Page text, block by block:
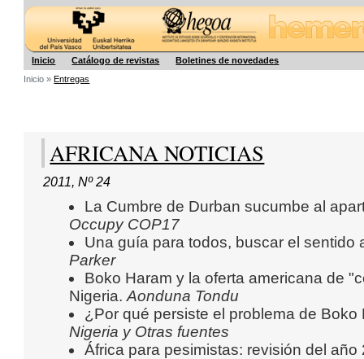
Inicio Catálogo de revistas
Boletines de novedades
Inicio »Entregas
AFRICANA NOTICIAS
2011,Nº 24
La Cumbre de Durban sucumbe al
Occupy COP17
Una guía para todos, buscar el sentido
Parker
Boko Haram y la oferta americana de
Nigeria.Aonduna Tondu
¿Por qué persiste el problema de
Nigeria y Otras fuentes
África para pesimistas: revisión del